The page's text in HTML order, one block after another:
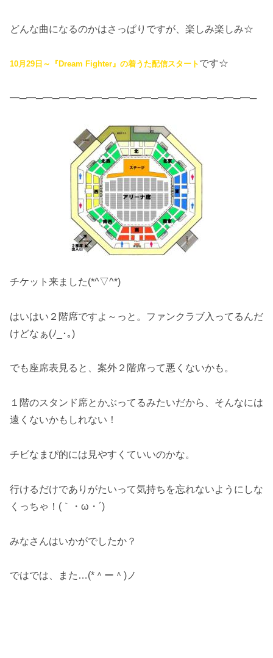
どんな曲になるのかはさっぱりですが、楽しみ楽しみ☆
10月29日～『Dream Fighter』の着うた配信スタート です☆
━─━─━─━─━─━─━─━─━─━─━─━─━─━─━─
チケット来ました(*^▽^*)
はいはい２階席ですよ～っと。ファンクラブ入ってるんだ
けどなぁ(ﾉ_･｡)
でも座席表見ると、案外２階席って悪くないかも。
１階のスタンド席とかぶってるみたいだから、そんなには
遠くないかもしれない！
チビなまぴ的には見やすくていいのかな。
行けるだけでありがたいって気持ちを忘れないようにしな
くっちゃ！(｀・ω・´)
みなさんはいかがでしたか？
ではでは、また…(*＾ー＾)ノ